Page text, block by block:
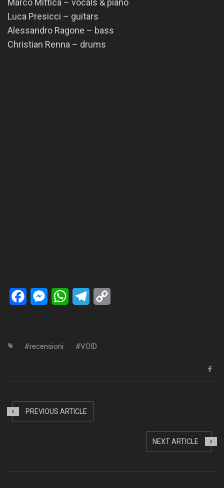
Marco Mittica – vocals & piano
Luca Presicci – guitars
Alessandro Ragone – bass
Christian Renna – drums
FacebookMessengerWhatsAppTelegram
recensioni VOID
PREVIOUS ARTICLE
NEXT ARTICLE